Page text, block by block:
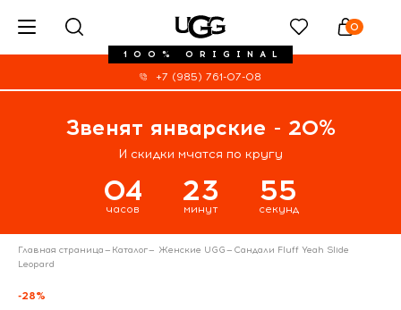
100% ORIGINAL
0
+7 (985) 761-07-08
Звенят январские - 20%
И скидки мчатся по кругу
04
часов
23
минут
55
секунд
Главная страница— Каталог— Женские UGG— Сандали Fluff Yeah Slide
Leopard
-28%